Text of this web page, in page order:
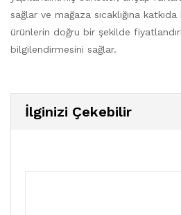
sağlar ve mağaza sıcaklığına
ürünlerin doğru bir şekilde
bilgilendirmesini sağlar.
İlginizi Çekebilir